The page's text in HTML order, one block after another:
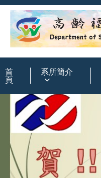
首
頁
系所簡介